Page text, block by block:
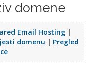
domene
Email Hosting|
domenu | Pregled